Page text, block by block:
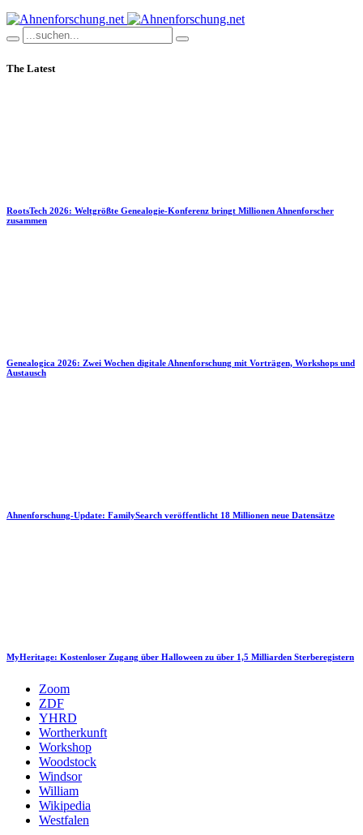
The Latest
RootsTech 2026: Weltgrößte Genealogie-Konferenz bringt Millionen Ahnenforscher
zusammen
Genealogica 2026: Zwei Wochen digitale Ahnenforschung mit Vorträgen, Workshops und
Austausch
Ahnenforschung-Update: FamilySearch veröffentlicht 18 Millionen neue Datensätze
MyHeritage: Kostenloser Zugang über Halloween zu über 1,5 Milliarden Sterberegistern
Zoom
ZDF
YHRD
Wortherkunft
Workshop
Woodstock
Windsor
William
Wikipedia
Westfalen